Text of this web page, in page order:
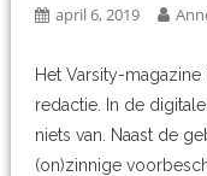
april 6, 2019
Het Varsity-magazine
redactie. In de
niets van. Naast de
(on)zinnige